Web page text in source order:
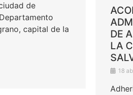
de
capital de la
DE
LA
18